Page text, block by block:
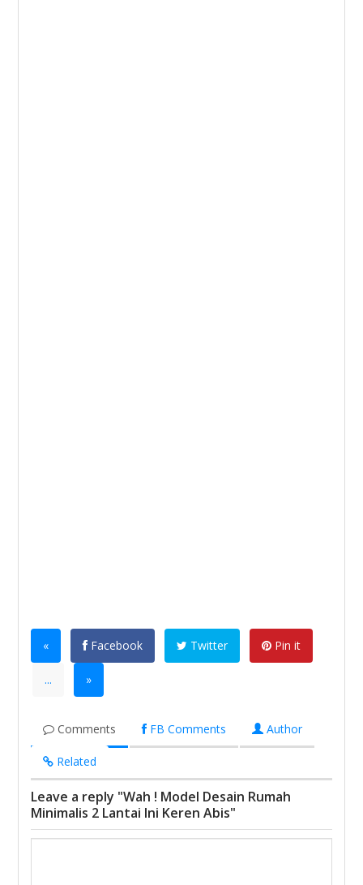
« Facebook Twitter Pin it
... »
Comments FB Comments Author
Related
Leave a reply "Wah ! Model Desain Rumah
Minimalis 2 Lantai Ini Keren Abis"